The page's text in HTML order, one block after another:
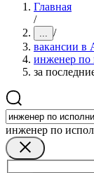
Главная
/
... /
вакансии в
инженер по
за
инженер по